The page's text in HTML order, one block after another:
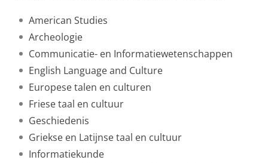
American Studies
Archeologie
Communicatie- en Informatiewetenschappen
English Language and Culture
Europese talen en culturen
Friese taal en cultuur
Geschiedenis
Griekse en Latijnse taal en cultuur
Informatiekunde